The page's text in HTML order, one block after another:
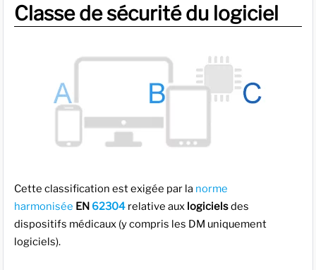
Classe de sécurité du logiciel
Cette classification est exigée par la norme
harmonisée EN 62304relative aux logicielsdes
dispositifs médicaux (y compris les DM uniquement
logiciels).